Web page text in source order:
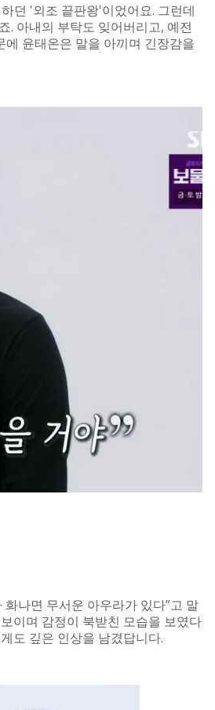
던 '외조 끝판왕'이었어요. 그런데
. 아내의 부탁도 잊어버리고, 예전
윤태온은 말을 아끼며 긴장감을
나면 무서운 아우라가 있다”고 말
이며 감정이 북받친 모습을 보였다
도 깊은 인상을 남겼답니다.